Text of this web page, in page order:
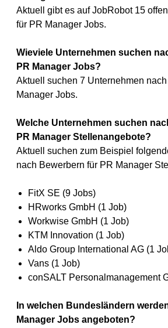
Aktuell gibt es auf JobRobot 15
für PR Manager Jobs.
Wieviele Unternehmen suchen
PR Manager Jobs?
Aktuell suchen 7 Unternehmen
Manager Jobs.
Welche Unternehmen suchen
PR Manager Stellenangebote?
Aktuell suchen zum Beispiel
nach Bewerbern für PR Manager
FitX SE (9 Jobs)
HRworks GmbH (1 Job)
Workwise GmbH (1 Job)
KTM Innovation (1 Job)
Aldo Group International AG (1
Vans (1 Job)
conSALT Personalmanagement
In welchen Bundesländern
Manager Jobs angeboten?